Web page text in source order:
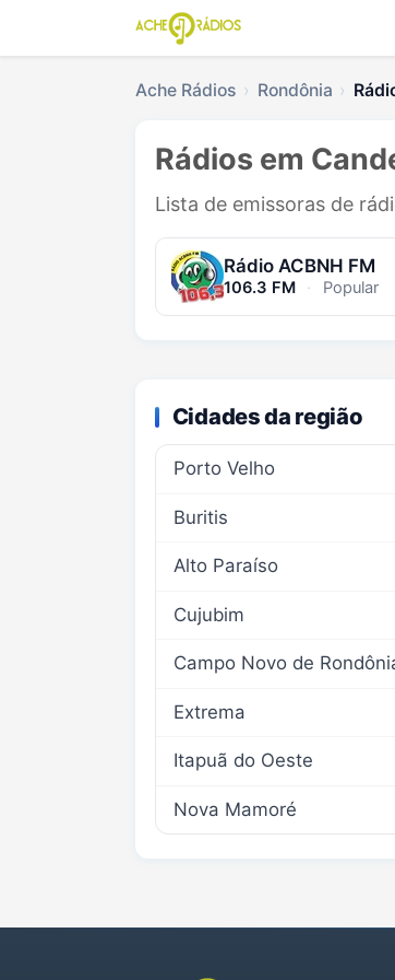
Ache Rádios Rondônia
Rádios em
Lista de emissoras de
Rádio ACBNH FM
106.3 FM · Popular
Cidades da região
Porto Velho
Buritis
Alto Paraíso
Cujubim
Campo Novo de
Extrema
Itapuã do Oeste
Nova Mamoré